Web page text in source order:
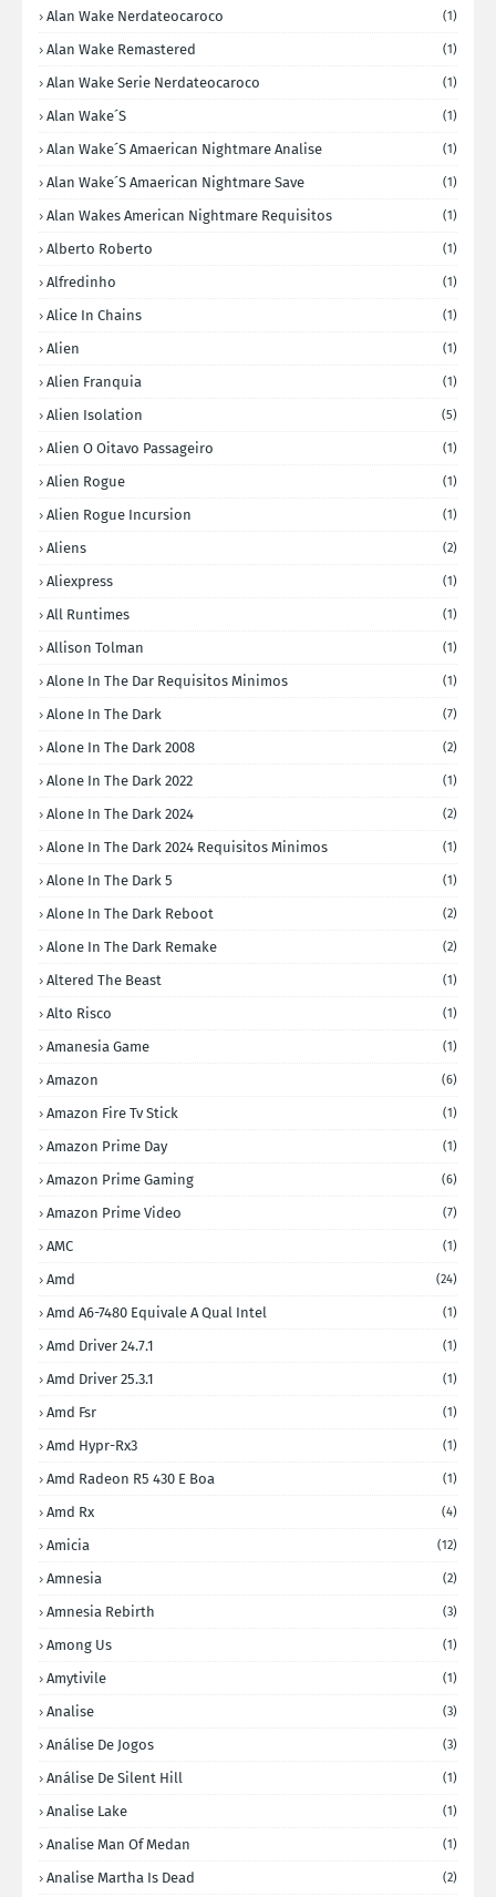
Alan Wake Nerdateocaroco (1)
Alan Wake Remastered (1)
Alan Wake Serie Nerdateocaroco (1)
Alan Wake´s (1)
Alan Wake´s Amaerican Nightmare Analise (1)
Alan Wake´s Amaerican Nightmare Save (1)
Alan Wakes American Nightmare Requisitos (1)
Alberto Roberto (1)
Alfredinho (1)
Alice In Chains (1)
Alien (1)
Alien Franquia (1)
Alien Isolation (5)
Alien O Oitavo Passageiro (1)
Alien Rogue (1)
Alien Rogue Incursion (1)
Aliens (2)
Aliexpress (1)
All Runtimes (1)
Allison Tolman (1)
Alone In The Dar Requisitos Minimos (1)
Alone In The Dark (7)
Alone In The Dark 2008 (2)
Alone In The Dark 2022 (1)
Alone In The Dark 2024 (2)
Alone In The Dark 2024 Requisitos Minimos (1)
Alone In The Dark 5 (1)
Alone In The Dark Reboot (2)
Alone In The Dark Remake (2)
Altered The Beast (1)
Alto Risco (1)
Amanesia Game (1)
Amazon (6)
Amazon Fire Tv Stick (1)
Amazon Prime Day (1)
Amazon Prime Gaming (6)
Amazon Prime Video (7)
AMC (1)
Amd (24)
Amd A6-7480 Equivale A Qual Intel (1)
Amd Driver 24.7.1 (1)
Amd Driver 25.3.1 (1)
Amd Fsr (1)
Amd Hypr-Rx3 (1)
Amd Radeon R5 430 E Boa (1)
Amd Rx (4)
Amicia (12)
Amnesia (2)
Amnesia Rebirth (3)
Among Us (1)
Amytivile (1)
Analise (3)
Análise De Jogos (3)
Análise De Silent Hill (1)
Analise Lake (1)
Analise Man Of Medan (1)
Analise Martha Is Dead (2)